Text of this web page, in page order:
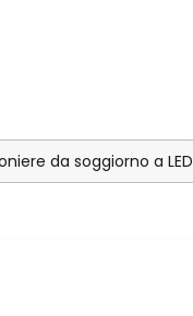
da soggiorno a LED